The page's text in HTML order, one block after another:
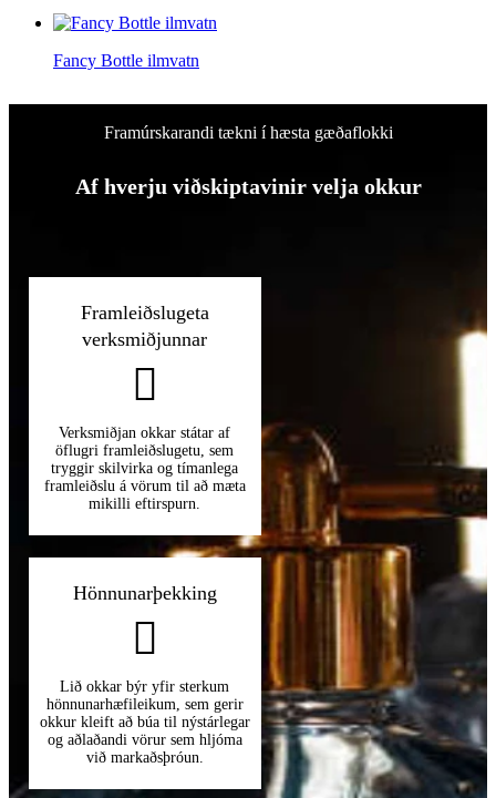
Fancy Bottle ilmvatn
Framúrskarandi tækni í hæsta gæðaflokki
Af hverju viðskiptavinir velja okkur
Framleiðslugeta
verksmiðjunnar
Verksmiðjan okkar státar af
öflugri framleiðslugetu, sem
tryggir skilvirka og tímanlega
framleiðslu á vörum til að mæta
mikilli eftirspurn.
Hönnunarþekking
Lið okkar býr yfir sterkum
hönnunarhæfileikum, sem gerir
okkur kleift að búa til nýstárlegar
og aðlaðandi vörur sem hljóma
við markaðsþróun.